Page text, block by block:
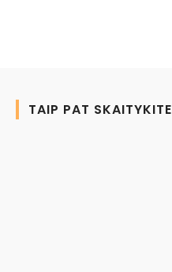
TAIP PAT SKAITYKITE